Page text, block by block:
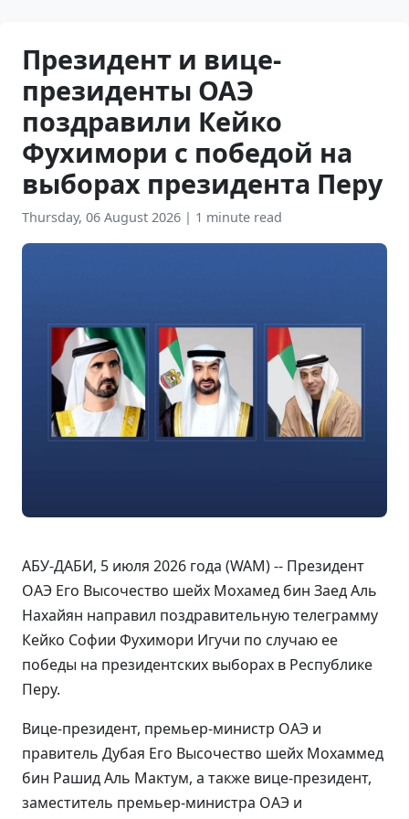
Президент и вице-
президенты ОАЭ
поздравили Кейко
Фухимори с победой на
выборах президента Перу
Thursday, 06 August 2026 | 1 minute read
АБУ-ДАБИ, 5 июля 2026 года (WAM) -- Президент
ОАЭ Его Высочество шейх Мохамед бин Заед Аль
Нахайян направил поздравительную телеграмму
Кейко Софии Фухимори Игучи по случаю ее
победы на президентских выборах в Республике
Перу.
Вице-президент, премьер-министр ОАЭ и
правитель Дубая Его Высочество шейх Мохаммед
бин Рашид Аль Мактум, а также вице-президент,
заместитель премьер-министра ОАЭ и